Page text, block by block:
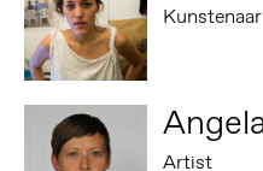
Kunstenaar
Artist